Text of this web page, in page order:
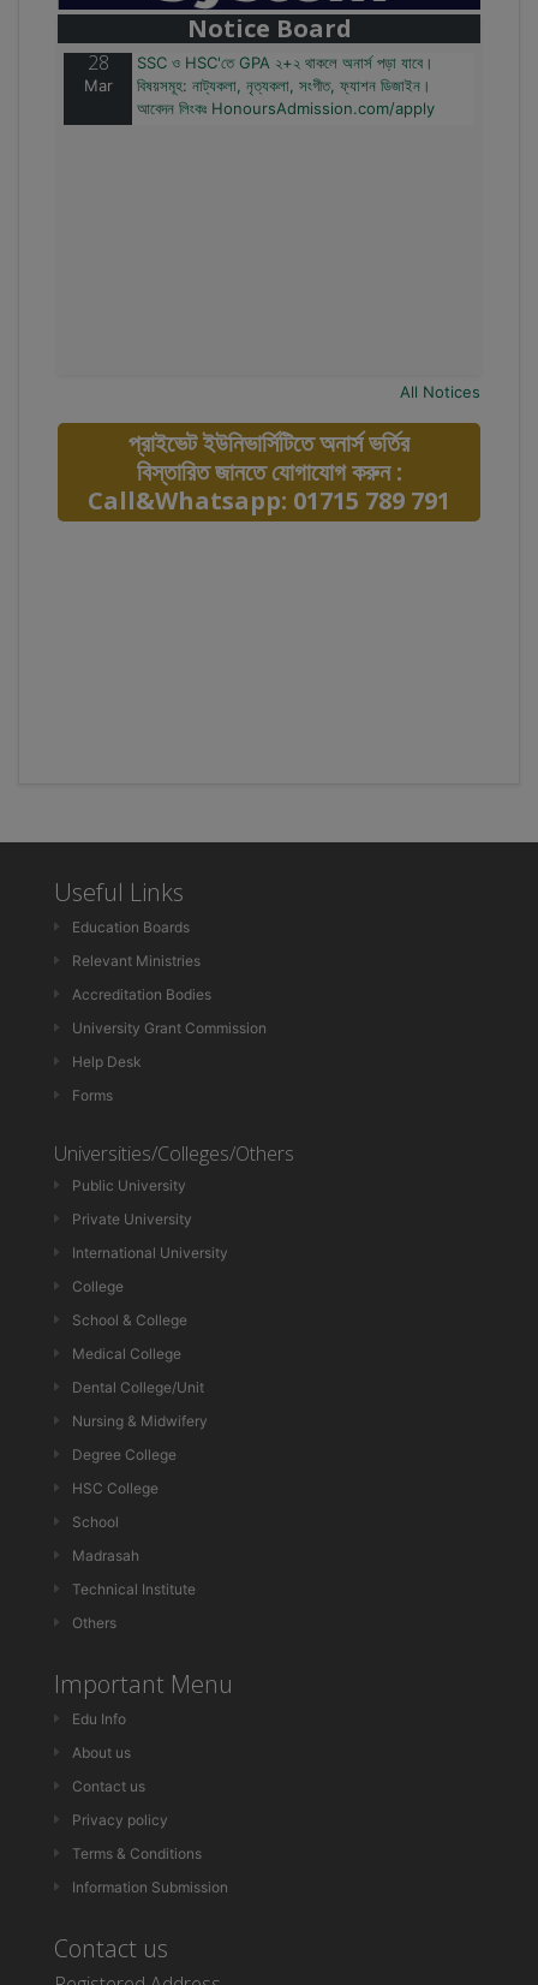
Notice Board
আবেদন লিংকঃ HonoursAdmission.com/apply
28
Mar
SSC ও HSC'তে GPA ২+২ থাকলে অনার্স পড়া যাবে।
বিষয়সমূহ: নাট্যকলা, নৃত্যকলা, সংগীত, ফ্যাশন ডিজাইন।
আবেদন লিংকঃ HonoursAdmission.com/apply
All Notices
প্রাইভেট ইউনিভার্সিটিতে অনার্স ভর্তির
বিস্তারিত জানতে যোগাযোগ করুন :
Call&Whatsapp: 01715 789 791
Useful Links
Education Boards
Relevant Ministries
Accreditation Bodies
University Grant Commission
Help Desk
Forms
Universities/Colleges/Others
Public University
Private University
International University
College
School & College
Medical College
Dental College/Unit
Nursing & Midwifery
Degree College
HSC College
School
Madrasah
Technical Institute
Others
Important Menu
Edu Info
About us
Contact us
Privacy policy
Terms & Conditions
Information Submission
Contact us